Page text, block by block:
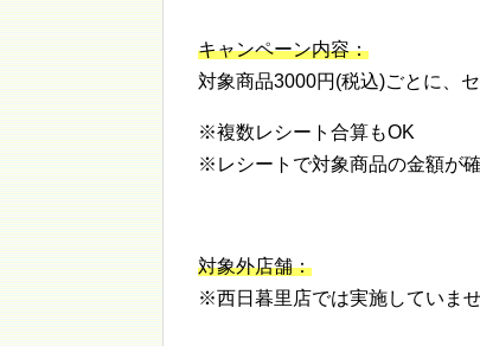
キャンペーン内容：
対象商品3000円(税込)ごとに、
※複数レシート合算もOK
※レシートで対象商品の金額が確
対象外店舗：
※西日暮里店では実施していませ